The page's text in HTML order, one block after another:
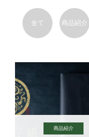
全て 商品紹介
商品紹介